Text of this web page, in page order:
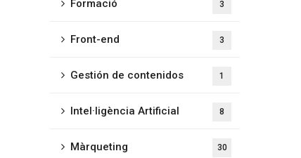
Formació 3
Front-end 3
Gestión de contenidos 1
Intel·ligència Artificial 8
Màrqueting 30